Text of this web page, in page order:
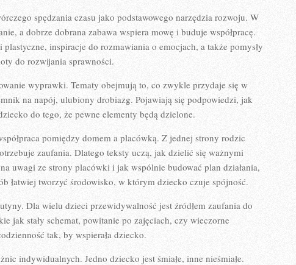
spędzania czasu jako podstawowego narzędzia rozwoju. W
a dobrze dobrana zabawa wspiera mowę i buduje współpracę.
inspiracje do rozmawiania o emocjach, a także pomysły
do rozwijania sprawności.
wyprawki. Tematy obejmują to, co zwykle przydaje się w
na napój, ulubiony drobiazg. Pojawiają się podpowiedzi, jak
do tego, że pewne elementy będą dzielone.
pomiędzy domem a placówką. Z jednej strony rodzic
zaufania. Dlatego teksty uczą, jak dzielić się ważnymi
uwagi ze strony placówki i jak wspólnie budować plan działania,
łatwiej tworzyć środowisko, w którym dziecko czuje spójność.
Dla wielu dzieci przewidywalność jest źródłem zaufania do
jak stały schemat, powitanie po zajęciach, czy wieczorne
tak, by wspierała dziecko.
indywidualnych. Jedno dziecko jest śmiałe, inne nieśmiałe.